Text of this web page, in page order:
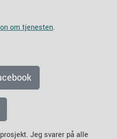
om tjenesten.
Jeg svarer på alle